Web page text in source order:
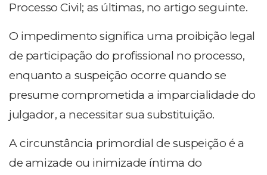
Processo Civil; as últimas, no artigo seguinte.
O impedimento significa uma proibição legal
de participação do profissional no processo,
enquanto a suspeição ocorre quando se
presume comprometida a imparcialidade do
julgador, a necessitar sua substituição.
A circunstância primordial de suspeição é a
de amizade ou inimizade íntima do